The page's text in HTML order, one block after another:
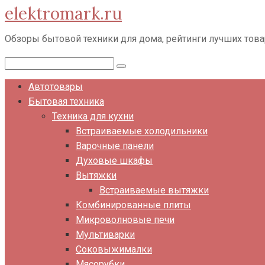
Перейти
к
контенту
elektromark.ru
Обзоры бытовой техники для дома, рейтинги лучших
Автотовары
Бытовая техника
Техника для кухни
Встраиваемые холодильники
Варочные панели
Духовые шкафы
Вытяжки
Встраиваемые вытяжки
Комбинированные плиты
Микроволновые печи
Мультиварки
Соковыжималки